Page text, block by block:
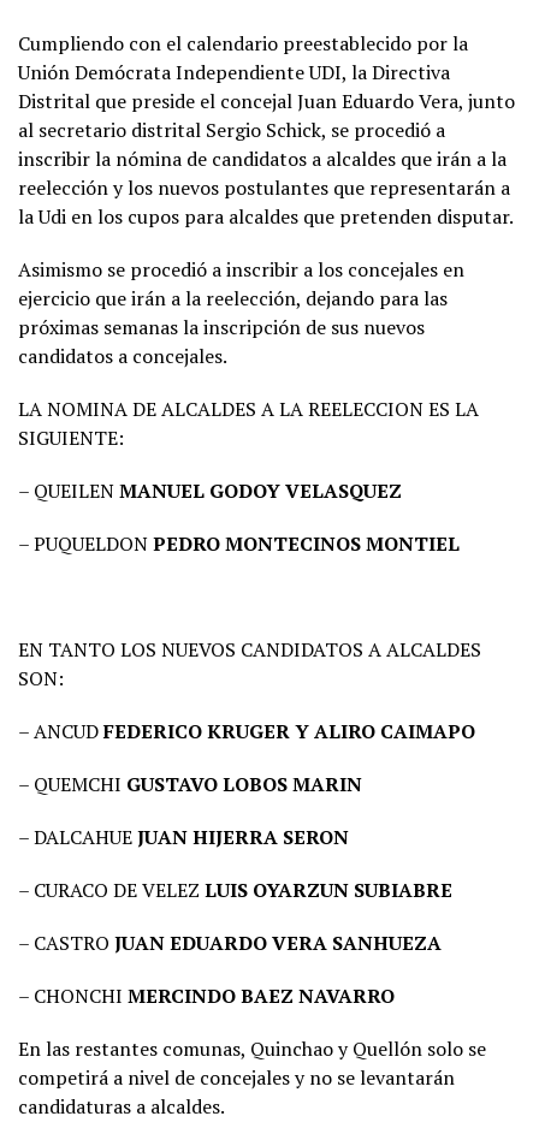
Cumpliendo con el calendario preestablecido por la
Unión Demócrata Independiente UDI, la Directiva
Distrital que preside el concejal Juan Eduardo Vera, junto
al secretario distrital Sergio Schick, se procedió a
inscribir la nómina de candidatos a alcaldes que irán a la
reelección y los nuevos postulantes que representarán a
la Udi en los cupos para alcaldes que pretenden disputar.
Asimismo se procedió a inscribir a los concejales en
ejercicio que irán a la reelección, dejando para las
próximas semanas la inscripción de sus nuevos
candidatos a concejales.
LA NOMINA DE ALCALDES A LA REELECCION ES LA
SIGUIENTE:
– QUEILENMANUEL GODOY VELASQUEZ
– PUQUELDONPEDRO MONTECINOS MONTIEL
EN TANTO LOS NUEVOS CANDIDATOS A ALCALDES
SON:
– ANCUDFEDERICO KRUGER Y ALIRO CAIMAPO
– QUEMCHI GUSTAVO LOBOS MARIN
– DALCAHUEJUAN HIJERRA SERON
– CURACO DE VELEZ LUIS OYARZUN SUBIABRE
– CASTRO JUAN EDUARDO VERA SANHUEZA
– CHONCHI MERCINDO BAEZ NAVARRO
En las restantes comunas, Quinchao y Quellón solo se
competirá a nivel de concejales y no se levantarán
candidaturas a alcaldes.